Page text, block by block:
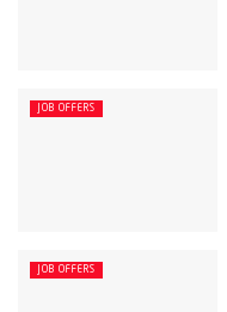
JOB OFFERS
JOB OFFERS